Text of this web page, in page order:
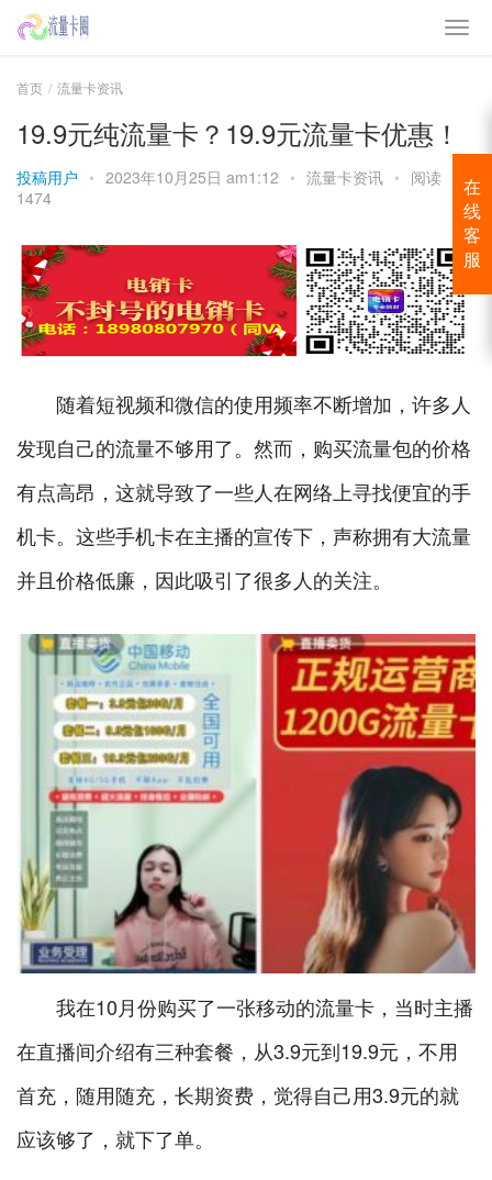
首页 流量卡资讯
19.9元纯流量卡？19.9元流量卡优惠！
投稿用户 • 2023年10月25日 am1:12 • 流量卡资讯 • 阅读
1474
随着短视频和微信的使用频率不断增加，许多人
发现自己的流量不够用了。然而，购买流量包的价格
有点高昂，这就导致了一些人在网络上寻找便宜的手
机卡。这些手机卡在主播的宣传下，声称拥有大流量
并且价格低廉，因此吸引了很多人的关注。
我在10月份购买了一张移动的流量卡，当时主播
在直播间介绍有三种套餐，从3.9元到19.9元，不用
首充，随用随充，长期资费，觉得自己用3.9元的就
应该够了，就下了单。
在
线
客
服